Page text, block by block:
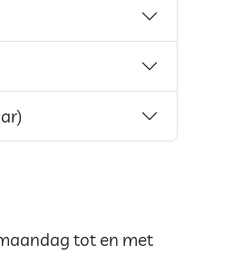
tot en met